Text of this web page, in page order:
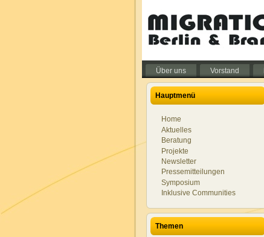
Über uns Vorstand
Hauptmenü
Home
Aktuelles
Beratung
Projekte
Newsletter
Pressemitteilungen
Symposium
Inklusive Communities
Themen